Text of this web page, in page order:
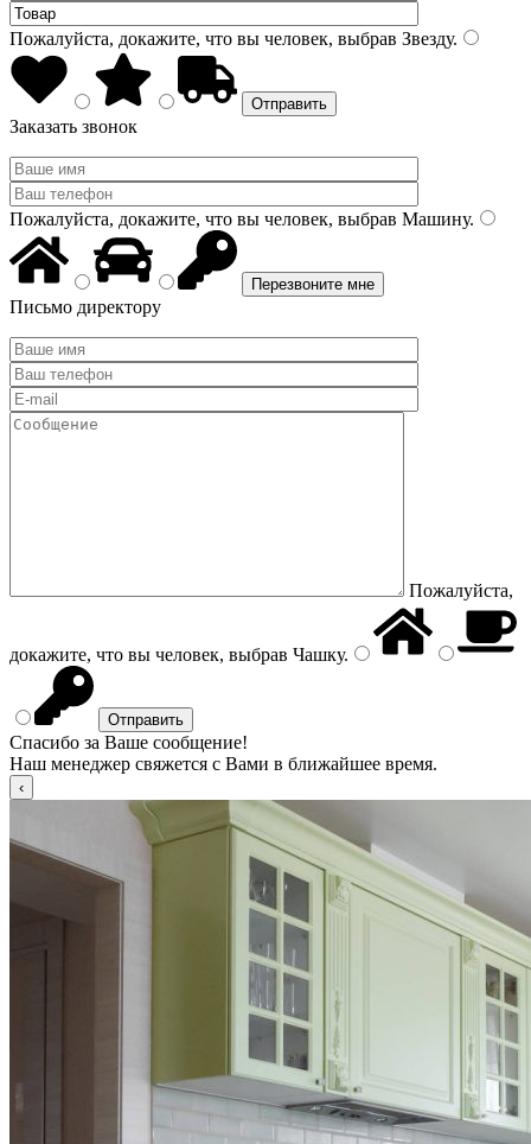
Пожалуйста, докажите, что вы человек, выбрав Звезду.
Заказать звонок
Пожалуйста, докажите, что вы человек, выбрав Машину.
Письмо директору
Пожалуйста,
докажите, что вы человек, выбрав Чашку.
Спасибо за Ваше сообщение!
Наш менеджер свяжется с Вами в ближайшее время.